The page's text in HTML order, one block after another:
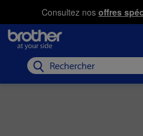
Consultez nos offres
Rechercher